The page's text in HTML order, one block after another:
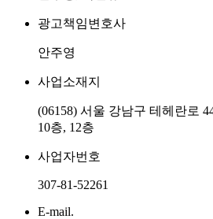
광고책임변호사
안주영
사업소재지
(06158) 서울 강남구 테헤란로
10층, 12층
사업자번호
307-81-52261
E-mail.